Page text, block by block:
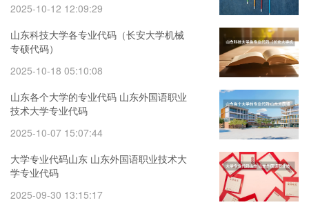
2025-10-12 12:09:29
山东科技大学各专业代码（长安大学机械
专硕代码）
2025-10-18 05:10:08
山东各个大学的专业代码 山东外国语职业
技术大学专业代码
2025-10-07 15:07:44
大学专业代码山东 山东外国语职业技术大
学专业代码
2025-09-30 13:15:17